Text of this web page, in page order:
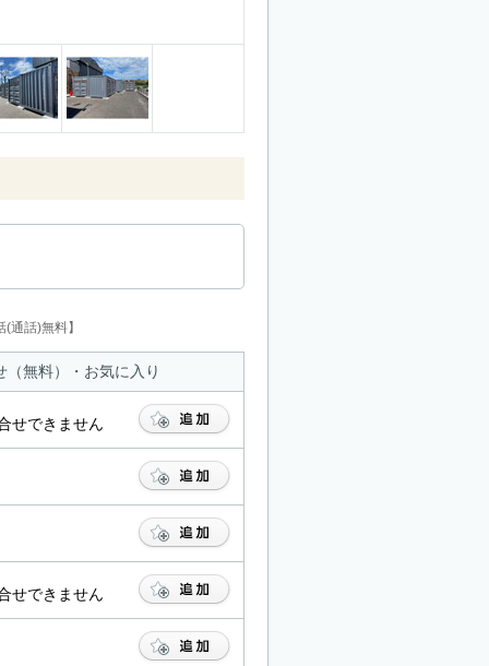
話)無料】
（無料）・お気に入り
せできません
せできません